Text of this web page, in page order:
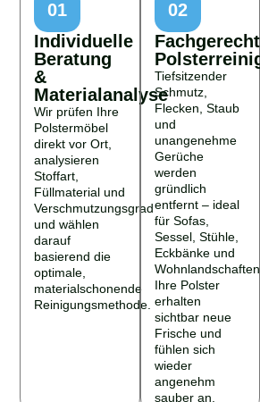
01
Individuelle
Beratung
&
Materialanalyse
Wir prüfen Ihre
Polstermöbel
direkt vor Ort,
analysieren
Stoffart,
Füllmaterial und
Verschmutzungsgrad
und wählen
darauf
basierend die
optimale,
materialschonende
Reinigungsmethode.
02
Tiefsitzender
Schmutz,
Flecken, Staub
und
unangenehme
Gerüche
werden
gründlich
entfernt – ideal
für Sofas,
Sessel, Stühle,
Eckbänke und
Wohnlandschaften.
Ihre Polster
erhalten
sichtbar neue
Frische und
fühlen sich
wieder
angenehm
sauber an.